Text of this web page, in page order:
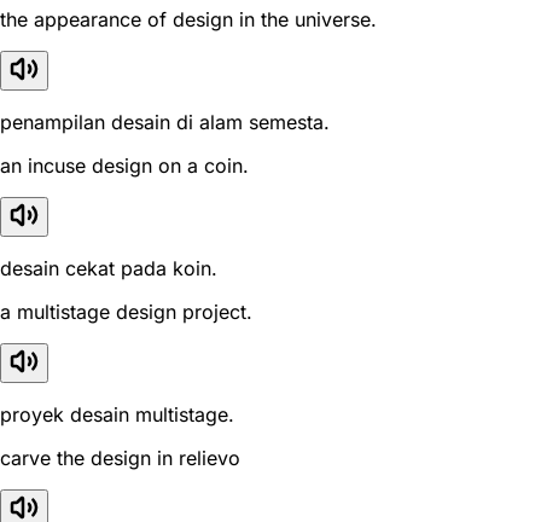
the appearance of design in the universe.
penampilan desain di alam semesta.
an incuse design on a coin.
desain cekat pada koin.
a multistage design project.
proyek desain multistage.
carve the design in relievo